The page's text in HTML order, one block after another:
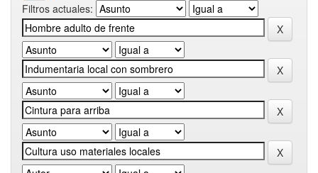
Filtros actuales: